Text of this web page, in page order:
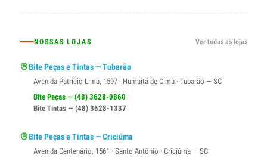
NOSSAS LOJAS Ver todas as lojas
Bite Peças e Tintas — Tubarão
Avenida Patrício Lima, 1597 · Humaitá de Cima · Tubarão — SC
Bite Peças — (48) 3628-0860
Bite Tintas — (48) 3628-1337
Bite Peças e Tintas — Criciúma
Avenida Centenário, 1561 · Santo Antônio · Criciúma — SC